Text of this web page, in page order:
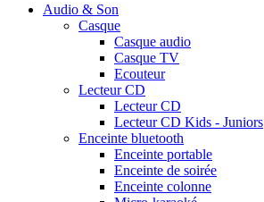
Audio & Son
Casque
Casque audio
Casque TV
Ecouteur
Lecteur CD
Lecteur CD
Lecteur CD Kids - Juniors
Enceinte bluetooth
Enceinte portable
Enceinte de soirée
Enceinte colonne